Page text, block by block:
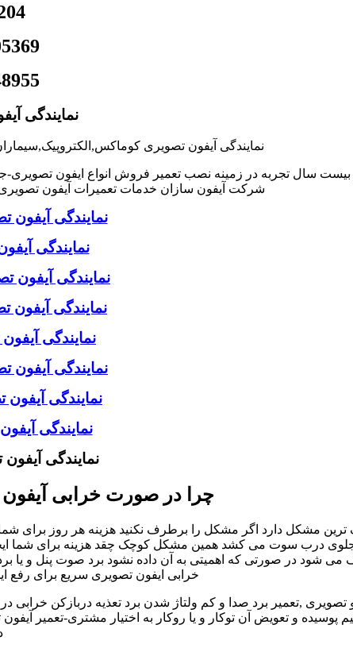
نمایندگی
نمایندگی آیفون تصویری
سال تجربه در زمینه نصب تعمیر فروش انواع ایفون
شرکت آیفون سازان خدمات تعمیرات آیفون
نمایندگی
نمایندگی
نمایندگی آیفون
نمایندگی آیفون
نمایندگی
نمایندگی
نمایندگی
نمایندگی
نمایندگی
چرا در صورت خرابی آیفون
مشکل دارد اگر مشکل را برطرف نکنید هزینه هر روز برای شما
درب سوت می کشد همین مشکل کوچک چقد هزینه برای شما
شود در صورتی که اهمیتی به آن داده نشود برد صوت پنل و یا
خرابی ایفون تصویری سریع برای رفع
,تعمیر برد صدا و کم ولتاژ شدن برد تعذیه دربازکن
و تعویض آن توکار و یا روکار به اختیار مشتری-تعمیر